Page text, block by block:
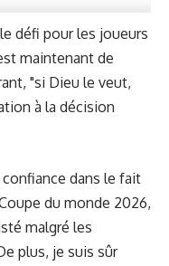
défi pour les joueurs
maintenant de
"si Dieu le veut,
à la décision
dans le fait
du monde 2026,
malgré les
plus, je suis sûr